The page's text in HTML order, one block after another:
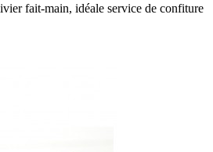
fait-main, idéale service de confiture